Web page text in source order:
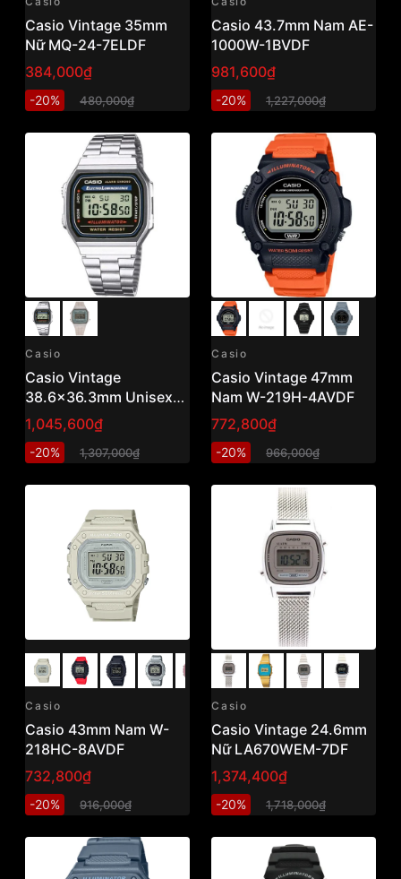
Casio Vintage 35mm
Nữ MQ-24-7ELDF
384,000₫
-20% 480,000₫
Casio 43.7mm Nam AE-
1000W-1BVDF
981,600₫
-20% 1,227,000₫
Casio
Casio Vintage
38.6x36.3mm Unisex
A168WA-1WDF
1,045,600₫
-20% 1,307,000₫
Casio
Casio Vintage 47mm
Nam W-219H-4AVDF
772,800₫
-20% 966,000₫
Casio
Casio 43mm Nam W-
218HC-8AVDF
732,800₫
-20% 916,000₫
Casio
Casio Vintage 24.6mm
Nữ LA670WEM-7DF
1,374,400₫
-20% 1,718,000₫